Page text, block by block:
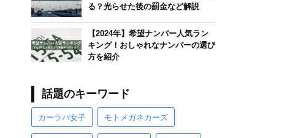
る？光らせた後の罰金など解説
【2024年】希望ナンバー人気ラン
キング！おしゃれなナンバーの選び
方を紹介
話題のキーワード
カーラバ女子 モトメガネカーズ